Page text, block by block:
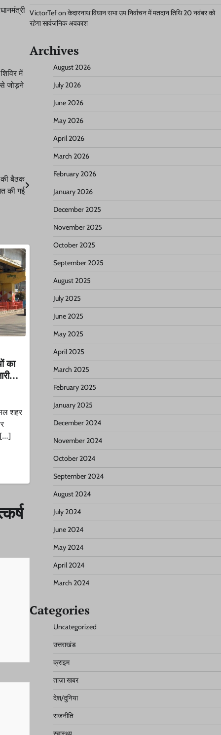
में
जोड़ने
की बैठक
की गई
का
शहर
[…]
VictorTefonकेदारनाथ विधान सभा उप निर्वाचन में मतदान तिथि 20 नवंबर को
रहेगा सार्वजनिक अवकाश
Archives
August 2026
July 2026
June 2026
May 2026
April 2026
March 2026
February 2026
January 2026
December 2025
November 2025
October 2025
September 2025
August 2025
July 2025
June 2025
May 2025
April 2025
March 2025
February 2025
January 2025
December 2024
November 2024
October 2024
September 2024
August 2024
July 2024
June 2024
May 2024
April 2024
March 2024
Categories
Uncategorized
उत्तराखंड
क्राइम
ताज़ा खबर
देश/दुनिया
राजनीति